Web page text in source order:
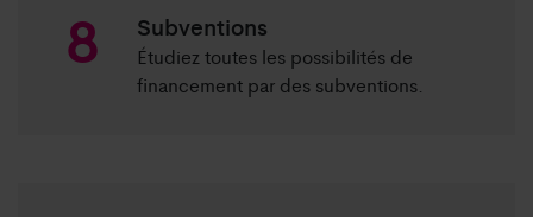
Subventions
Étudiez toutes les possibilités de
financement par des subventions.